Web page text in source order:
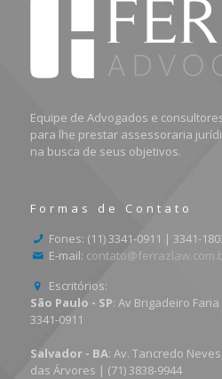
Equipe de Advogados e
para lhe prestar assessoraria
na busca de seus objetivos.
Formas de Contato
Fones: (11) 3341-0911 | 3341-
E-mail:
Escritórios:
São Paulo - SP: Av Brigadeiro Faria
3341-0911
Salvador - BA: Av. Tancredo
das Árvores | (71) 3838-9944